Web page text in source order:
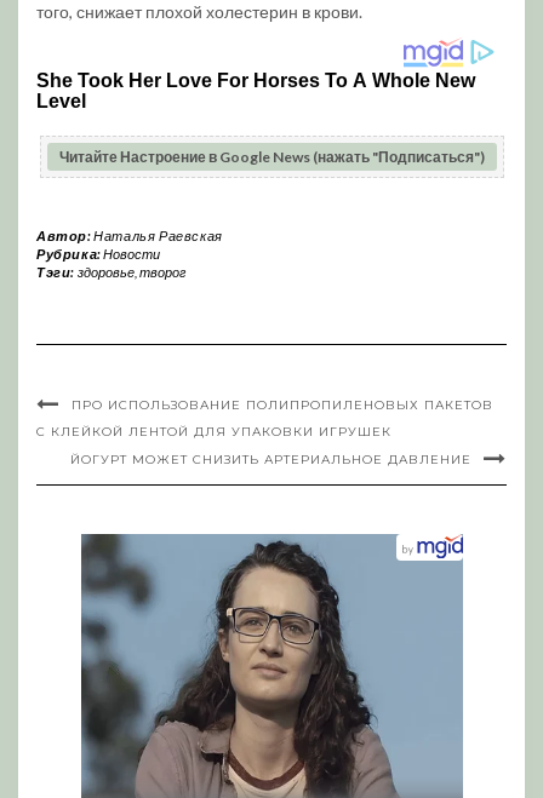
того, снижает плохой холестерин в крови.
Читайте Настроение в Google News (нажать "Подписаться")
Автор:Наталья Раевская
Рубрика:Новости
Тэги: здоровье, творог
ПРО ИСПОЛЬЗОВАНИЕ ПОЛИПРОПИЛЕНОВЫХ ПАКЕТОВ
С КЛЕЙКОЙ ЛЕНТОЙ ДЛЯ УПАКОВКИ ИГРУШЕК
ЙОГУРТ МОЖЕТ СНИЗИТЬ АРТЕРИАЛЬНОЕ ДАВЛЕНИЕ